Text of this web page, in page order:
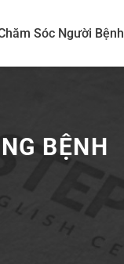
Sóc Người Bệnh
BỆNH